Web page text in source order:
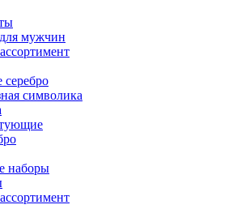
мужчин
серебро
символика
наборы